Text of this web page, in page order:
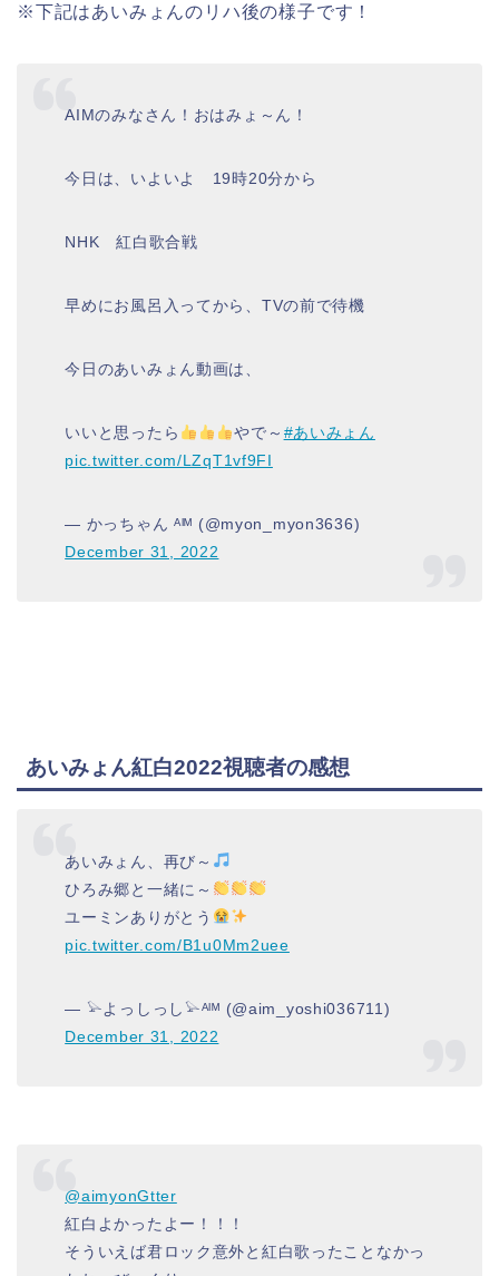
※下記はあいみょんのリハ後の様子です！
AIMのみなさん！おはみょ～ん！
今日は、いよいよ 19時20分から
NHK 紅白歌合戦
早めにお風呂入ってから、TVの前で待機
今日のあいみょん動画は、
いいと思ったら やで～ #あいみょん
pic.twitter.com/LZqT1vf9FI
— かっちゃん ᴬᴵᴹ (@myon_myon3636)
December 31, 2022
あいみょん紅白2022視聴者の感想
あいみょん、再び～
ひろみ郷と一緒に～
ユーミンありがとう
pic.twitter.com/B1u0Mm2uee
— 𓅫よっしっし𓅫ᴬᴵᴹ (@aim_yoshi036711)
December 31, 2022
@aimyonGtter
紅白よかったよー！！！
そういえば君ロック意外と紅白歌ったことなかっ